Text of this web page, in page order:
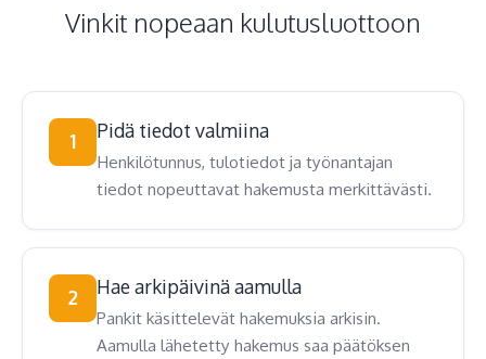
Vinkit nopeaan kulutusluottoon
1 Pidä tiedot valmiina
Henkilötunnus, tulotiedot ja työnantajan
tiedot nopeuttavat hakemusta merkittävästi.
2 Hae arkipäivinä aamulla
Pankit käsittelevät hakemuksia arkisin.
Aamulla lähetetty hakemus saa päätöksen